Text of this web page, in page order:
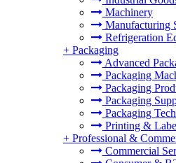
Machinery
Manufacturing
Refrigeration
+ Packaging
Advanced
Packaging
Packaging
Packaging
Packaging
Printing &
+ Professional &
Commercial